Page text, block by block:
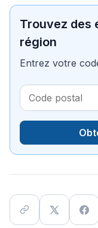
Trouvez des
région
Entrez votre